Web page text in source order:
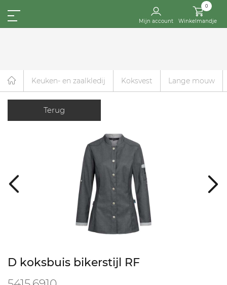
Mijn account
0
Winkelmandje
Keuken- en zaalkledij Koksvest Lange mouw
Terug
D koksbuis bikerstijl RF